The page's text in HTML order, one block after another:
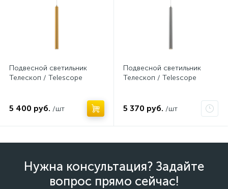
Подвесной светильник
Телескоп / Telescope
5 400 руб. /шт
Подвесной светильник
Телескоп / Telescope
5 370 руб. /шт
Нужна консультация? Задайте
вопрос прямо сейчас!